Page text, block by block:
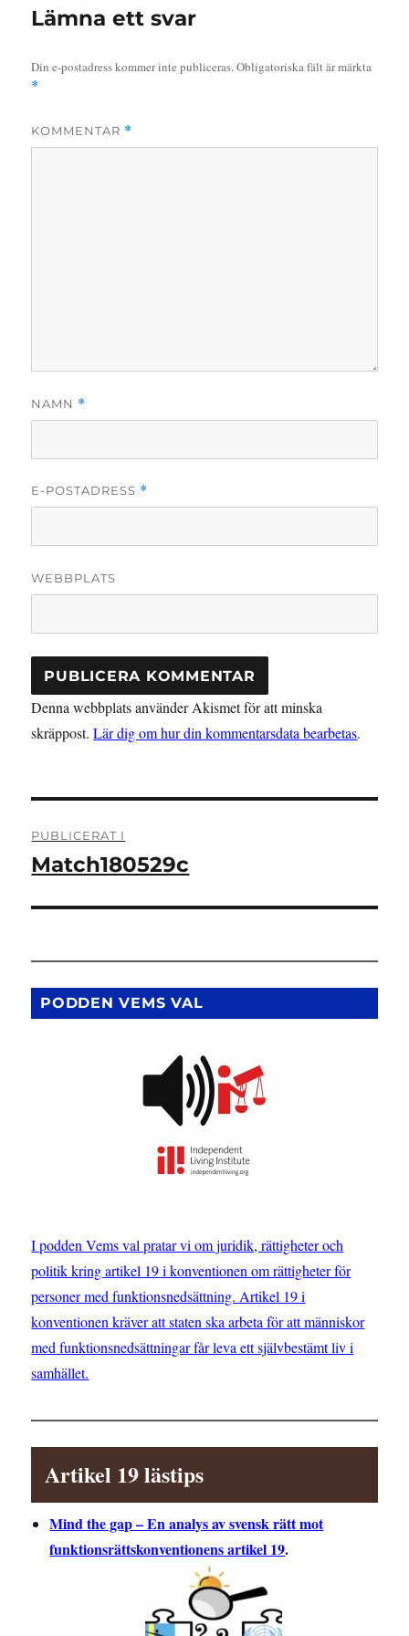
Lämna ett svar
Din e-postadress kommer inte publiceras.Obligatoriska fält är märkta
*
KOMMENTAR *
NAMN *
E-POSTADRESS *
WEBBPLATS
Denna webbplats använder Akismet för att minska
skräppost.Lär dig om hur din kommentarsdata bearbetas.
PUBLICERAT I
Match180529c
PODDEN VEMS VAL
I podden Vems val pratar vi om juridik, rättigheter och
politik kring artikel 19 i konventionen om rättigheter för
personer med funktionsnedsättning. Artikel 19 i
konventionen kräver att staten ska arbeta för att människor
med funktionsnedsättningar får leva ett självbestämt liv i
samhället.
Artikel 19 lästips
Mind the gap – En analys av svensk rätt mot
funktionsrättskonventionens artikel 19.